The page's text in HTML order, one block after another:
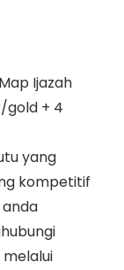
Ijazah
gold + 4
yang
kompetitif